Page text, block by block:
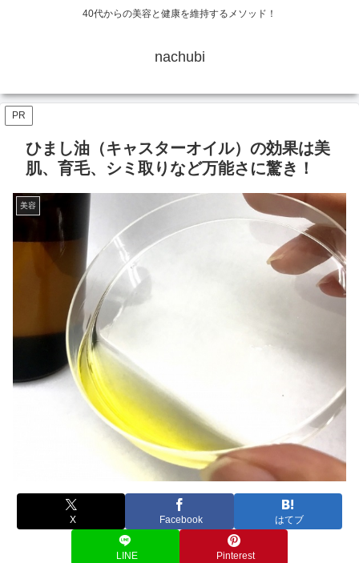
40代からの美容と健康を維持するメソッド！
nachubi
PR
ひまし油（キャスターオイル）の効果は美
肌、育毛、シミ取りなど万能さに驚き！
美容
X Facebook はてブ
LINE Pinterest